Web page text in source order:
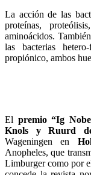
La acción de las
proteínas,
aminoácidos.
las bacterias
propiónico, ambos
El premio “Ig
Knols y Ruurd
Wageningen en
Anopheles, que
Limburger como por